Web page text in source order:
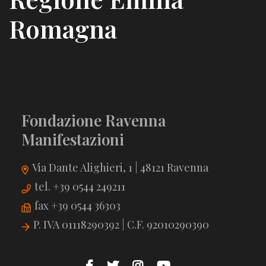
Romagna
Fondazione Ravenna
Manifestazioni
Via Dante Alighieri, 1 | 48121 Ravenna
tel. +39 0544 249211
fax +39 0544 36303
P. IVA 01118290392 | C.F. 92010290390